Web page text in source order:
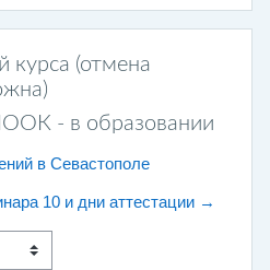
курса (отмена
- в образовании
в Севастополе
10 и дни аттестации →